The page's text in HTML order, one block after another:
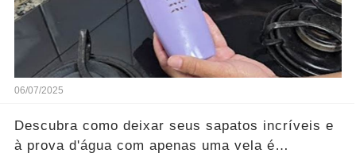
06/07/2025
Descubra como deixar seus sapatos incríveis e
à prova d'água com apenas uma vela é